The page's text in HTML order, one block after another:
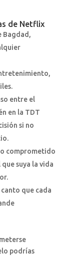
de Netflix
Bagdad,
entre el
en la TDT
si no
comprometido
suya la vida
que cada
podrías